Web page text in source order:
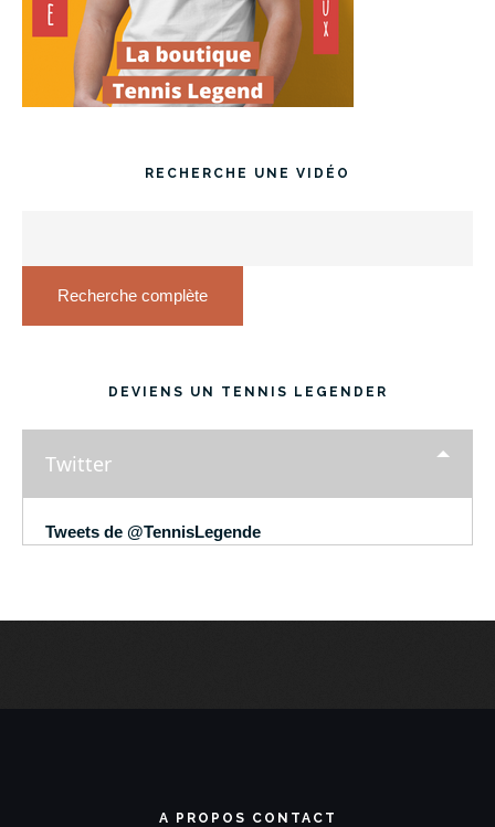
RECHERCHE UNE VIDÉO
Recherche complète
DEVIENS UN TENNIS LEGENDER
Twitter
Tweets de @TennisLegende
A PROPOS CONTACT